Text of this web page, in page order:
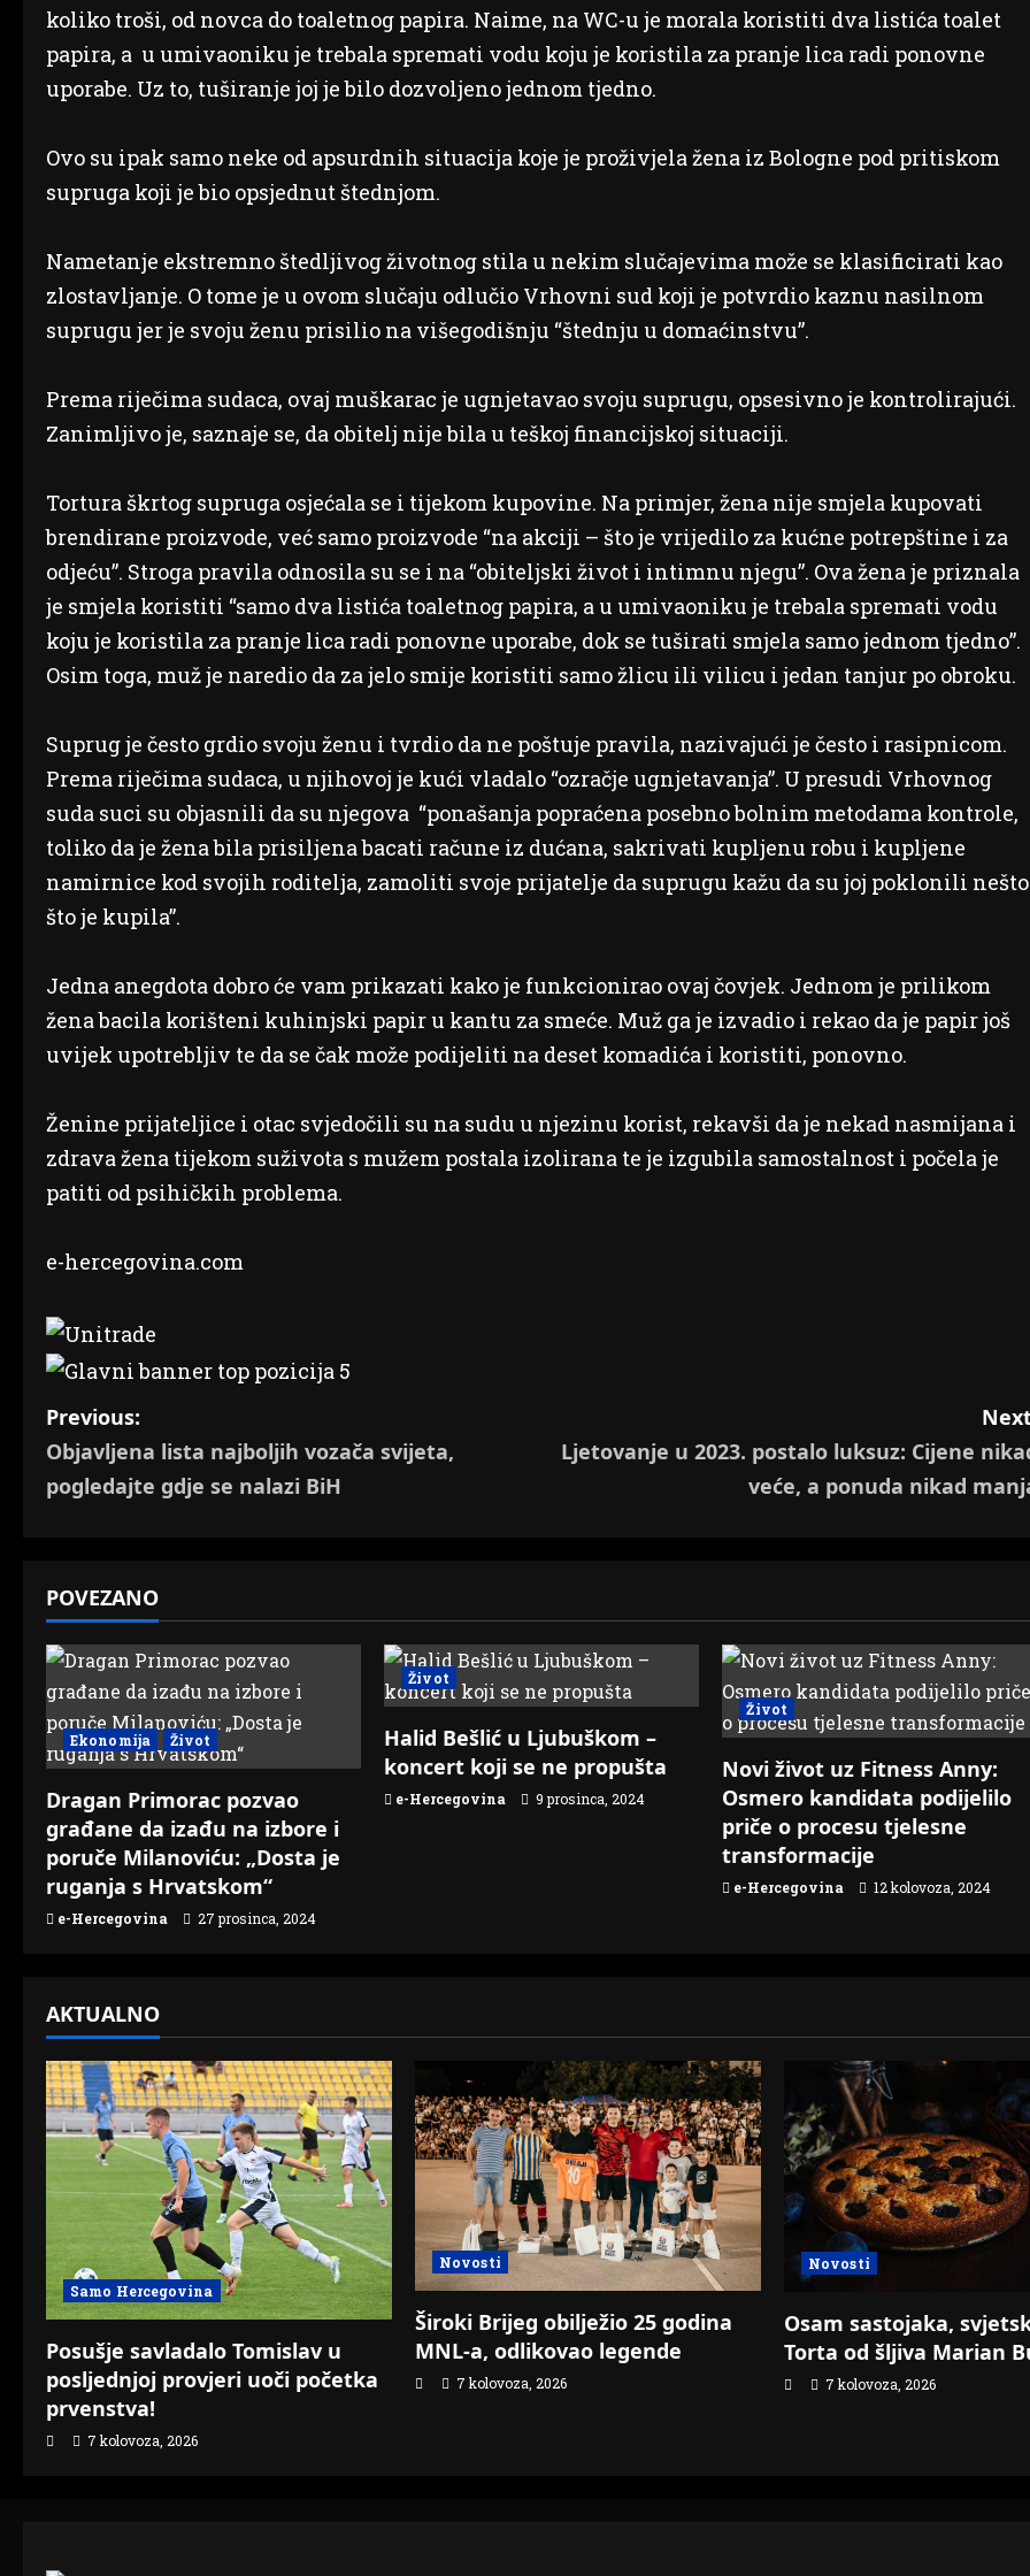
koliko troši, od novca do toaletnog papira. Naime, na WC-u je morala koristiti dva listića toalet
papira, a u umivaoniku je trebala spremati vodu koju je koristila za pranje lica radi ponovne
uporabe. Uz to, tuširanje joj je bilo dozvoljeno jednom tjedno.
Ovo su ipak samo neke od apsurdnih situacija koje je proživjela žena iz Bologne pod pritiskom
supruga koji je bio opsjednut štednjom.
Nametanje ekstremno štedljivog životnog stila u nekim slučajevima može se klasificirati kao
zlostavljanje. O tome je u ovom slučaju odlučio Vrhovni sud koji je potvrdio kaznu nasilnom
suprugu jer je svoju ženu prisilio na višegodišnju “štednju u domaćinstvu”.
Prema riječima sudaca, ovaj muškarac je ugnjetavao svoju suprugu, opsesivno je kontrolirajući.
Zanimljivo je, saznaje se, da obitelj nije bila u teškoj financijskoj situaciji.
Tortura škrtog supruga osjećala se i tijekom kupovine. Na primjer, žena nije smjela kupovati
brendirane proizvode, već samo proizvode “na akciji – što je vrijedilo za kućne potrepštine i za
odjeću”. Stroga pravila odnosila su se i na “obiteljski život i intimnu njegu”. Ova žena je priznala
je smjela koristiti “samo dva listića toaletnog papira, a u umivaoniku je trebala spremati vodu
koju je koristila za pranje lica radi ponovne uporabe, dok se tuširati smjela samo jednom tjedno”.
Osim toga, muž je naredio da za jelo smije koristiti samo žlicu ili vilicu i jedan tanjur po obroku.
Suprug je često grdio svoju ženu i tvrdio da ne poštuje pravila, nazivajući je često i rasipnicom.
Prema riječima sudaca, u njihovoj je kući vladalo “ozračje ugnjetavanja”. U presudi Vrhovnog
suda suci su objasnili da su njegova “ponašanja popraćena posebno bolnim metodama kontrole,
toliko da je žena bila prisiljena bacati račune iz dućana, sakrivati kupljenu robu i kupljene
namirnice kod svojih roditelja, zamoliti svoje prijatelje da suprugu kažu da su joj poklonili nešto
što je kupila”.
Jedna anegdota dobro će vam prikazati kako je funkcionirao ovaj čovjek. Jednom je prilikom
žena bacila korišteni kuhinjski papir u kantu za smeće. Muž ga je izvadio i rekao da je papir još
uvijek upotrebljiv te da se čak može podijeliti na deset komadića i koristiti, ponovno.
Ženine prijateljice i otac svjedočili su na sudu u njezinu korist, rekavši da je nekad nasmijana i
zdrava žena tijekom suživota s mužem postala izolirana te je izgubila samostalnost i počela je
patiti od psihičkih problema.
e-hercegovina.com
P
o
n
a
v
i
g
a
t
o
n
Previous:
Objavljena lista najboljih vozača svijeta,
pogledajte gdje se nalazi BiH
Ljetovanje u 2023. postalo luksuz: Cijene
veće, a ponuda nikad
POVEZANO
Ekonomija Život
Dragan Primorac pozvao
građane da izađu na izbore i
poruče Milanoviću: „Dosta je
ruganja s Hrvatskom“
e-Hercegovina 27 prosinca, 2024
Život
Halid Bešlić u Ljubuškom –
koncert koji se ne propušta
e-Hercegovina 9 prosinca, 2024
Život
Novi život uz Fitness Anny:
Osmero kandidata podijelilo
priče o procesu tjelesne
transformacije
e-Hercegovina 12 kolovoza, 2024
AKTUALNO
Samo Hercegovina
Posušje savladalo Tomislav u
posljednjoj provjeri uoči početka
prvenstva!
7 kolovoza, 2026
Novosti
Široki Brijeg obilježio 25 godina
MNL-a, odlikovao legende
7 kolovoza, 2026
Novosti
Osam sastojaka,
Torta od šljiva Marian
7 kolovoza, 2026